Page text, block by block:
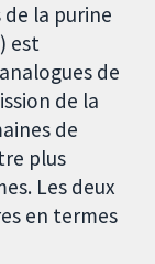
de la purine
est
de
de la
de
plus
Les deux
en termes